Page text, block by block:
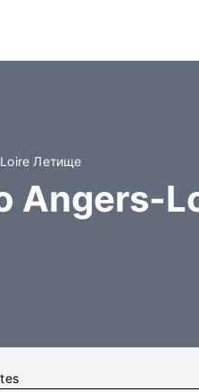
Летище
Angers-